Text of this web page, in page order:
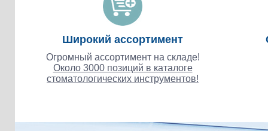
Широкий ассортимент
Огромный ассортимент на складе!
Около 3000 позиций в каталоге
стоматологических инструментов!